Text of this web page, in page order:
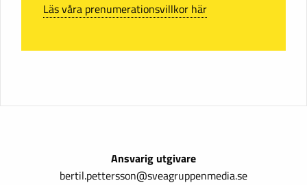
Läs våra prenumerationsvillkor här
Ansvarig utgivare
bertil.pettersson@sveagruppenmedia.se